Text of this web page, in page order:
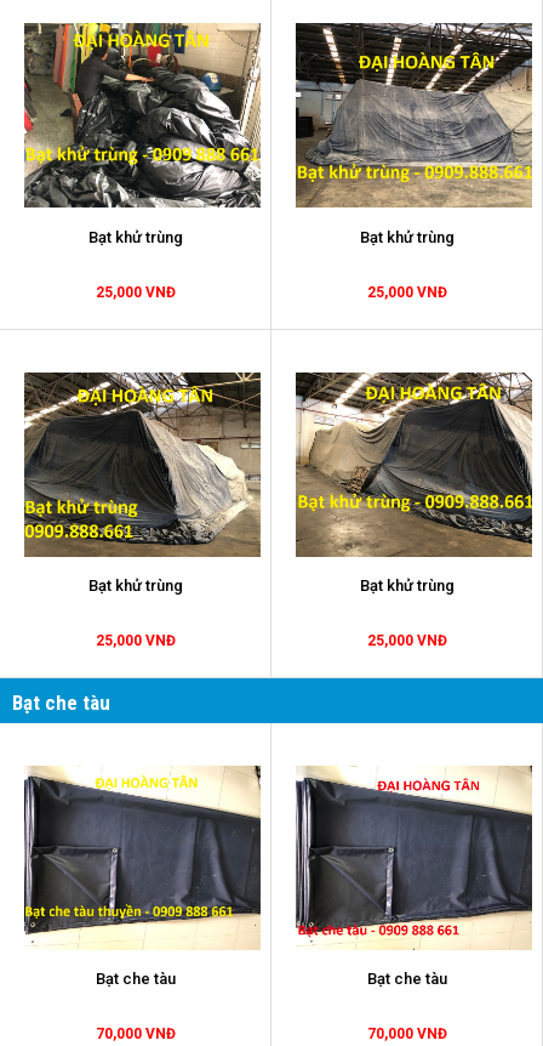
Bạt khử trùng
25,000 VNĐ
Bạt khử trùng
25,000 VNĐ
Bạt khử trùng
25,000 VNĐ
Bạt khử trùng
25,000 VNĐ
Bạt che tàu
Bạt che tàu
70,000 VNĐ
Bạt che tàu
70,000 VNĐ